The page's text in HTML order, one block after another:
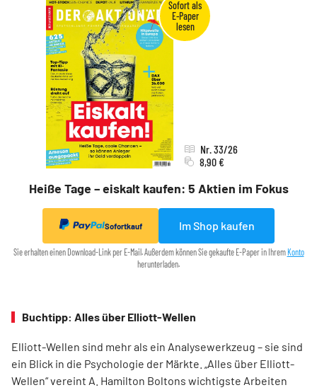
Heiße Tage – eiskalt kaufen: 5 Aktien im Fokus
Nr. 33/26
8,90 €
Sofortkauf Im Shop kaufen
Sie erhalten einen Download-Link per E-Mail. Außerdem können Sie gekaufte E-Paper in Ihrem Konto
herunterladen.
Buchtipp: Alles über Elliott-Wellen
Elliott-Wellen sind mehr als ein Analysewerkzeug – sie sind
ein Blick in die Psychologie der Märkte. „Alles über Elliott-
Wellen“ vereint A. Hamilton Boltons wichtigste Arbeiten